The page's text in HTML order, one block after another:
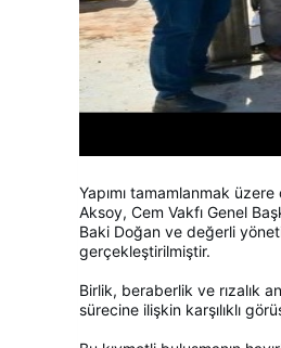
Yapımı tamamlanmak
Aksoy, Cem Vakfı Genel
Baki Doğan ve değerli
gerçekleştirilmiştir.
Birlik, beraberlik ve rızalık
sürecine ilişkin karşılıklı